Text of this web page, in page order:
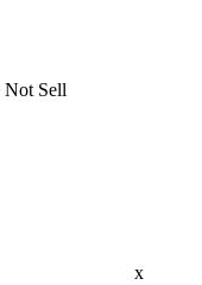
Not Sell
x